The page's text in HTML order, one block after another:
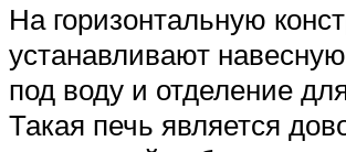
На горизонтальную
устанавливают
под воду и отделение
Такая печь является